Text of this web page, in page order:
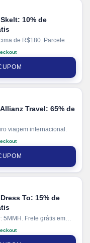
10% de
de R$180. Parcele
juros no cartão. Ganhe
via PIX.
Travel: 65% de
viagem internacional.
To: 15% de
5MMH. Frete grátis em